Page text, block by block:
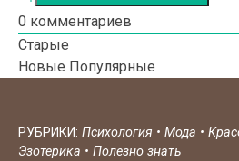
0 комментариев
Старые
Новые Популярные
РУБРИКИ: Психология • Мода •
Эзотерика • Полезно знать